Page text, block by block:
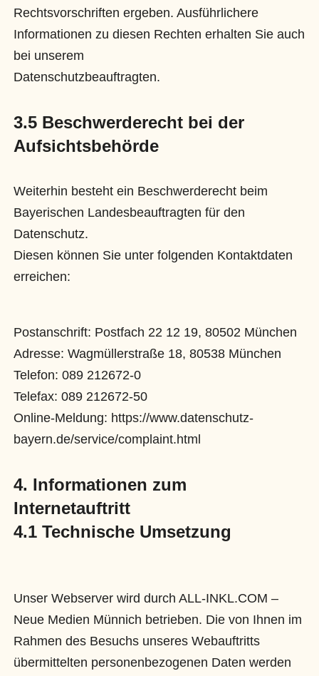
Rechtsvorschriften ergeben. Ausführlichere
Informationen zu diesen Rechten erhalten Sie auch
bei unserem
Datenschutzbeauftragten.
3.5 Beschwerderecht bei der
Aufsichtsbehörde
Weiterhin besteht ein Beschwerderecht beim
Bayerischen Landesbeauftragten für den
Datenschutz.
Diesen können Sie unter folgenden Kontaktdaten
erreichen:
Postanschrift: Postfach 22 12 19, 80502 München
Adresse: Wagmüllerstraße 18, 80538 München
Telefon: 089 212672-0
Telefax: 089 212672-50
Online-Meldung: https://www.datenschutz-
bayern.de/service/complaint.html
4. Informationen zum
Internetauftritt
4.1 Technische Umsetzung
Unser Webserver wird durch ALL-INKL.COM –
Neue Medien Münnich betrieben. Die von Ihnen im
Rahmen des Besuchs unseres Webauftritts
übermittelten personenbezogenen Daten werden